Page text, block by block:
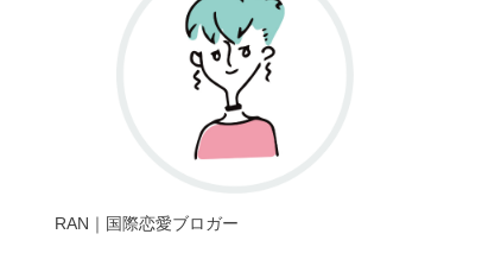
RAN｜国際恋愛ブロガー